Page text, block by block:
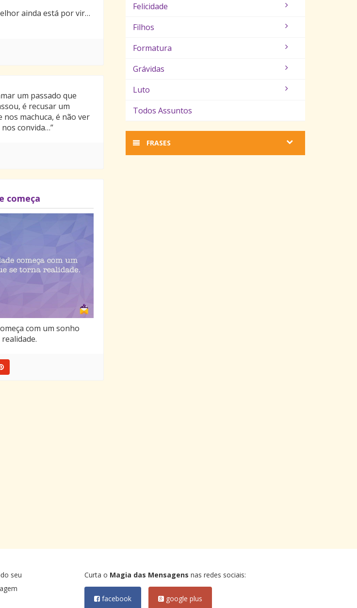
ainda está por vir…
um passado que
é recusar um
nos machuca, é não ver
convida…”
começa
com um sonho
Felicidade
Filhos
Formatura
Grávidas
Luto
Todos Assuntos
FRASES
seu
Curta o Magia das Mensagens nas redes sociais:
facebook google plus